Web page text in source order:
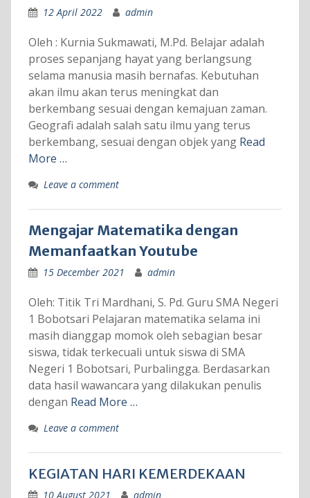
12 April 2022 admin
Oleh : Kurnia Sukmawati, M.Pd. Belajar adalah
proses sepanjang hayat yang berlangsung
selama manusia masih bernafas. Kebutuhan
akan ilmu akan terus meningkat dan
berkembang sesuai dengan kemajuan zaman.
Geografi adalah salah satu ilmu yang terus
berkembang, sesuai dengan objek yang Read
More …
Leave a comment
Mengajar Matematika dengan
Memanfaatkan Youtube
15 December 2021 admin
Oleh: Titik Tri Mardhani, S. Pd. Guru SMA Negeri
1 Bobotsari Pelajaran matematika selama ini
masih dianggap momok oleh sebagian besar
siswa, tidak terkecuali untuk siswa di SMA
Negeri 1 Bobotsari, Purbalingga. Berdasarkan
data hasil wawancara yang dilakukan penulis
dengan Read More …
Leave a comment
KEGIATAN HARI KEMERDEKAAN
10 August 2021 admin